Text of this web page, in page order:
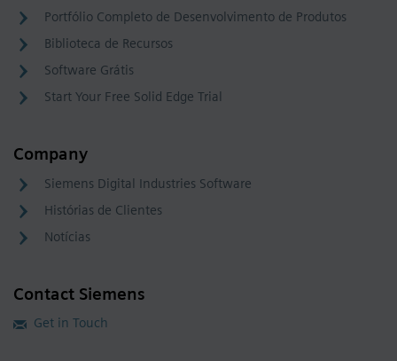
Portfólio Completo de Desenvolvimento de Produtos
Biblioteca de Recursos
Software Grátis
Start Your Free Solid Edge Trial
Company
Siemens Digital Industries Software
Histórias de Clientes
Notícias
Contact Siemens
Get in Touch